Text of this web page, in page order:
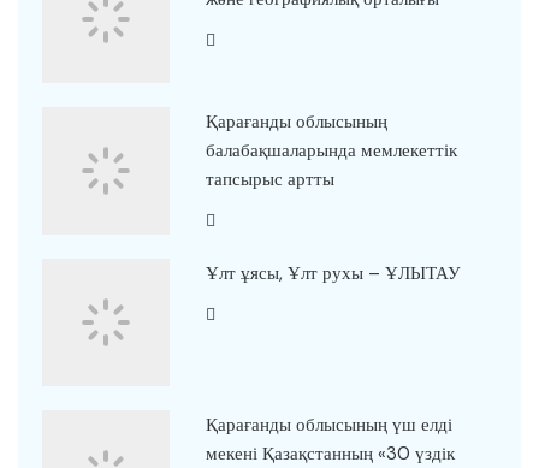
Қарағанды облысының
балабақшаларында мемлекеттік
тапсырыс артты
Ұлт ұясы, Ұлт рухы – ҰЛЫТАУ
Қарағанды облысының үш елді
мекені Қазақстанның «30 үздік